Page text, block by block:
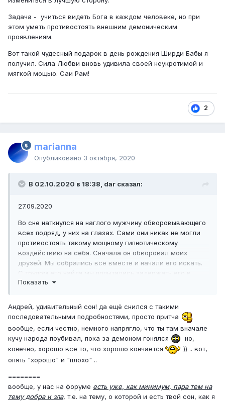
Задача - учиться видеть Бога в каждом человеке, но при
этом уметь противостоять внешним демоническим
проявлениям.
Вот такой чудесный подарок в день рождения Ширди Бабы я
получил. Сила Любви вновь удивила своей неукротимой и
мягкой мощью. Саи Рам!
2
marianna
Опубликовано 3 октября, 2020
В 02.10.2020 в 18:38, dar сказал:
27.09.2020
Во сне наткнулся на наглого мужчину обворовывающего
всех подряд, у них на глазах. Сами они никак не могли
противостоять такому мощному гипнотическому
воздействию на себя. Сначала он обворовал моих
друзей. Мы собрались все вместе и начали его искать.
С трудом его найдя мы попытались задержать его в
лифте. В итоге Он всех убил, остался только я.
что он проявляется в любом встречном – мужчинах,
женщинах, детях. Поэтому их я убивал тоже. Однако он
вновь и вновь являл себя уже в других людях.
…
В общем, я стал подобным Ему. Он увидел во мне своего
выпить, насладиться девушками из своего гарема. И
начал рассказывать свою историю:
Показать
Андрей, удивительный сон! да ещё снился с такими
последовательными подробностями, просто притча
вообще, если честно, немного напрягло, что ты там вначале
кучу народа поубивал, пока за демоном гонялся
но,
конечно, хорошо всё то, что хорошо кончается
)) .. вот,
опять "хорошо" и "плохо" ..
========
вообще, у нас на форуме есть уже, как минимум, пара тем на
тему добра и зла, т.е. на тему, о которой и есть твой сон, как я